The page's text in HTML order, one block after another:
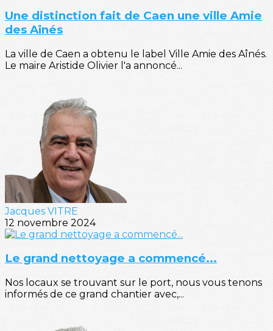
Une distinction fait de Caen une ville Amie
des Aînés
La ville de Caen a obtenu le label Ville Amie des Aînés.
Le maire Aristide Olivier l'a annoncé...
Jacques VITRE
12 novembre 2024
Le grand nettoyage a commencé...
Nos locaux se trouvant sur le port, nous vous tenons
informés de ce grand chantier avec,...